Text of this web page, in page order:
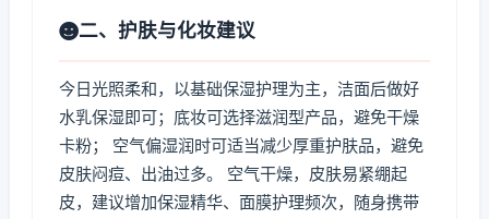
二、护肤与化妆建议
今日光照柔和，以基础保湿护理为主，洁面后做好
水乳保湿即可；底妆可选择滋润型产品，避免干燥
卡粉； 空气偏湿润时可适当减少厚重护肤品，避免
皮肤闷痘、出油过多。 空气干燥，皮肤易紧绷起
皮，建议增加保湿精华、面膜护理频次，随身携带